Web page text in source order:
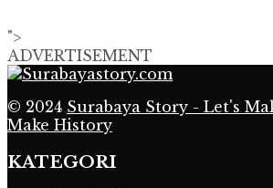
">
ADVERTISEMENT
© 2024 Surabaya Story - Let's
Make History
KATEGORI